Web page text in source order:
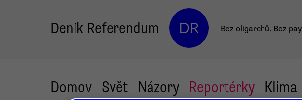
Deník Referendum DR Bez oligarchů. Bez
Domov Svět Názory Reportérky Klima